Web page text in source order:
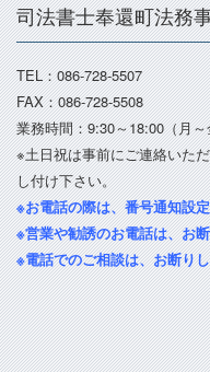
司法書士奉還町法務
TEL：086-728-5507
FAX：086-728-5508
業務時間：9:30～18:00（月
※土日祝は事前にご連絡いた
し付け下さい。
※お電話の際は、番号通知設
※営業や勧誘のお電話は、お
※電話でのご相談は、お断り